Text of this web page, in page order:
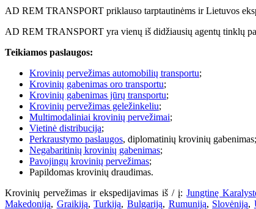
AD REM TRANSPORT priklauso tarptautinėms ir Lietuvos
AD REM TRANSPORT yra vienų iš didžiausių agentų tinklų
Teikiamos paslaugos:
Krovinių pervežimas automobilių transportu;
Krovinių gabenimas oro transportu;
Krovinių gabenimas jūrų transportu;
Krovinių pervežimas geležinkeliu;
Multimodaliniai krovinių pervežimai;
Vietinė distribucija;
Perkraustymo paslaugos, diplomatinių krovinių gabenimas;
Negabaritinių krovinių gabenimas;
Pavojingų krovinių pervežimas;
Papildomas krovinių draudimas.
Krovinių pervežimas ir ekspedijavimas iš / į:Jungtinę
Makedoniją, Graikiją,Turkiją, Bulgariją, Rumuniją, Slovėniją,